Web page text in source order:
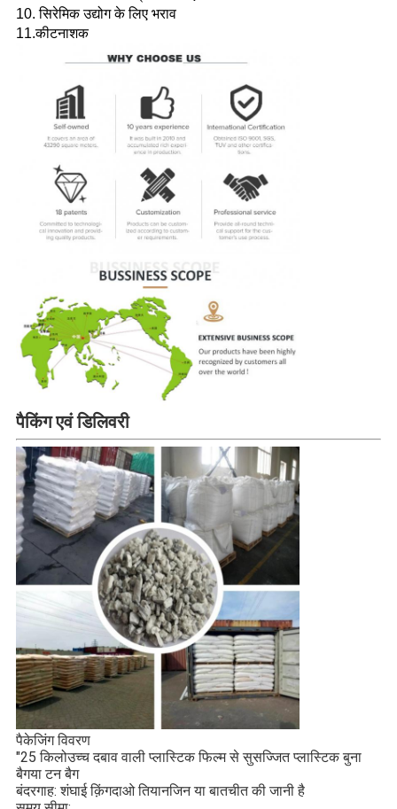
10. सिरेमिक उद्योग के लिए भराव
11.कीटनाशक
पैकिंग एवं डिलिवरी
पैकेजिंग विवरण
"25 किलोउच्च दबाव वाली प्लास्टिक फिल्म से सुसज्जित प्लास्टिक बुना
बैगया टन बैग
बंदरगाह: शंघाई क़िंगदाओ तियानजिन या बातचीत की जानी है